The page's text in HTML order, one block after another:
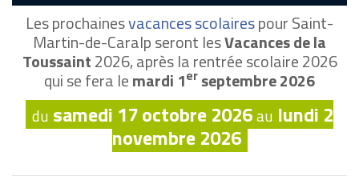
Les prochainesvacances scolairespour Saint-
Martin-de-Caralp seront lesVacances de la
Toussaint2026, après la rentrée scolaire 2026
qui se fera lemardi 1er septembre 2026
du samedi 17 octobre 2026au lundi 2
novembre 2026